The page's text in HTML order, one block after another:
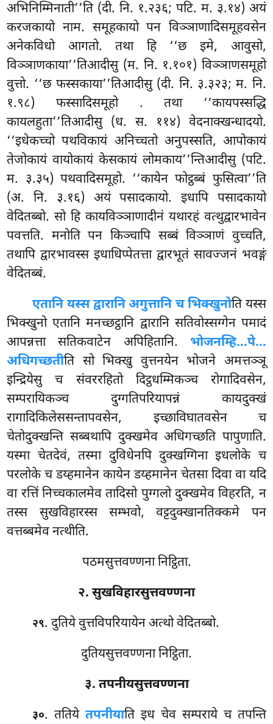
अभिनिम्मिनाती’’ति (दी. नि. १.२३६; पटि. म. ३.१४) अयं
करजकायो नाम. समूहकायो पन विञ्ञाणादिसमूहवसेन
अनेकविधो आगतो. तथा हि ‘‘छ इमे, आवुसो,
विञ्ञाणकाया’’तिआदीसु (म. नि. १.१०१) विञ्ञाणसमूहो
वुत्तो. ‘‘छ फस्सकाया’’तिआदीसु (दी. नि. ३.३२३; म. नि.
१.९८) फस्सादिसमूहो . तथा ‘‘कायपस्सद्धि
कायलहुता’’तिआदीसु (ध. स. ११४) वेदनाक्खन्धादयो.
‘‘इधेकच्चो पथविकायं अनिच्चतो अनुपस्सति, आपोकायं
तेजोकायं वायोकायं केसकायं लोमकाय’’न्तिआदीसु (पटि.
म. ३.३५) पथवादिसमूहो. ‘‘कायेन फोट्ठब्बं फुसित्वा’’ति
(अ. नि. ३.१६) अयं पसादकायो. इधापि पसादकायो
वेदितब्बो. सो हि कायविञ्ञाणादीनं यथारहं वत्थुद्वारभावेन
पवत्तति. मनोति पन किञ्चापि सब्बं विञ्ञाणं वुच्चति,
तथापि द्वारभावस्स इधाधिप्पेतत्ता द्वारभूतं सावज्जनं भवङ्गं
वेदितब्बं.
एतानि यस्स द्वारानि अगुत्तानि च भिक्खुनोति यस्स
भिक्खुनो एतानि मनच्छट्ठानि द्वारानि सतिवोस्सग्गेन पमादं
आपन्नत्ता सतिकवाटेन अपिहितानि. भोजनम्हि…पे…
अधिगच्छतीति सो भिक्खु वुत्तनयेन भोजने अमत्तञ्ञू
इन्द्रियेसु च संवररहितो दिट्ठधम्मिकञ्च रोगादिवसेन,
सम्परायिकञ्च दुग्गतिपरियापन्नं कायदुक्खं
रागादिकिलेससन्तापवसेन, इच्छाविघातवसेन च
चेतोदुक्खन्ति सब्बथापि दुक्खमेव अधिगच्छति पापुणाति.
यस्मा चेतदेवं, तस्मा दुविधेनपि दुक्खग्गिना इधलोके च
परलोके च डय्हमानेन कायेन डय्हमानेन चेतसा दिवा वा यदि
वा रत्तिं निच्चकालमेव तादिसो पुग्गलो दुक्खमेव विहरति, न
तस्स सुखविहारस्स सम्भवो, वट्टदुक्खानतिक्कमे पन
वत्तब्बमेव नत्थीति.
पठमसुत्तवण्णना निट्ठिता.
२. सुखविहारसुत्तवण्णना
२९. दुतियेवुत्तविपरियायेन अत्थो वेदितब्बो.
दुतियसुत्तवण्णना निट्ठिता.
३. तपनीयसुत्तवण्णना
३०. ततिये तपनीयाति इध चेव सम्पराये च तपन्ति